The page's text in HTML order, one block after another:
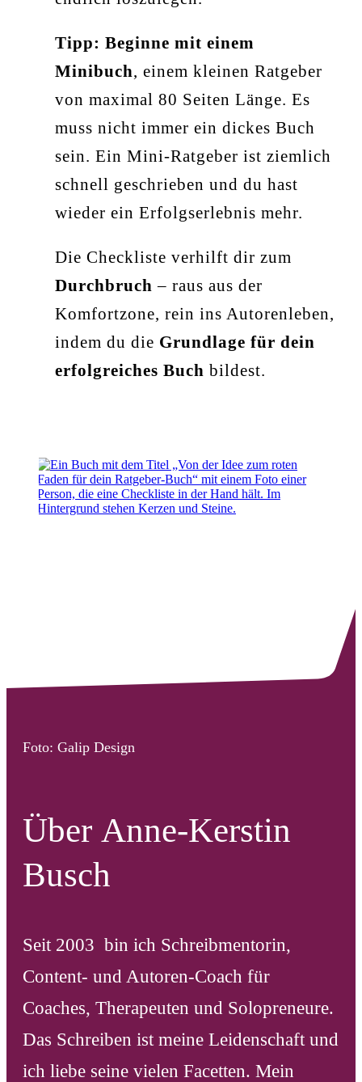
Tipp: Beginne mit einem
Minibuch, einem kleinen Ratgeber
von maximal 80 Seiten Länge. Es
muss nicht immer ein dickes Buch
sein. Ein Mini-Ratgeber ist ziemlich
schnell geschrieben und du hast
wieder ein Erfolgserlebnis mehr.
Die Checkliste verhilft dir zum
Durchbruch – raus aus der
Komfortzone, rein ins Autorenleben,
indem du die Grundlage für dein
erfolgreiches Buch bildest.
Foto: Galip Design
Über Anne-Kerstin
Busch
Seit 2003 bin ich Schreibmentorin,
Content- und Autoren-Coach für
Coaches, Therapeuten und Solopreneure.
Das Schreiben ist meine Leidenschaft und
ich liebe seine vielen Facetten. Mein